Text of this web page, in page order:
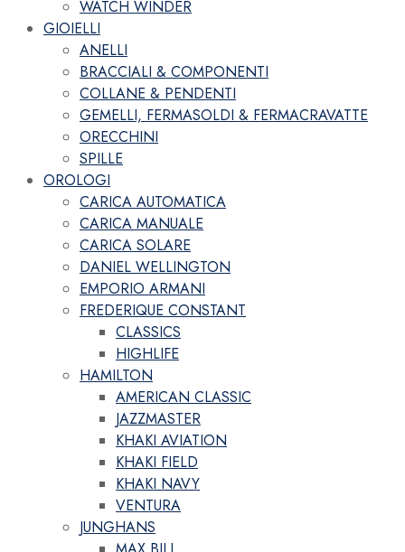
WATCH WINDER
GIOIELLI
ANELLI
BRACCIALI & COMPONENTI
COLLANE & PENDENTI
GEMELLI, FERMASOLDI & FERMACRAVATTE
ORECCHINI
SPILLE
OROLOGI
CARICA AUTOMATICA
CARICA MANUALE
CARICA SOLARE
DANIEL WELLINGTON
EMPORIO ARMANI
FREDERIQUE CONSTANT
CLASSICS
HIGHLIFE
HAMILTON
AMERICAN CLASSIC
JAZZMASTER
KHAKI AVIATION
KHAKI FIELD
KHAKI NAVY
VENTURA
JUNGHANS